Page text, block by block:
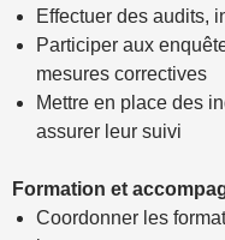
Effectuer des audits,
Participer aux
mesures correctives
Mettre en place des
assurer leur suivi
Formation et
Coordonner les